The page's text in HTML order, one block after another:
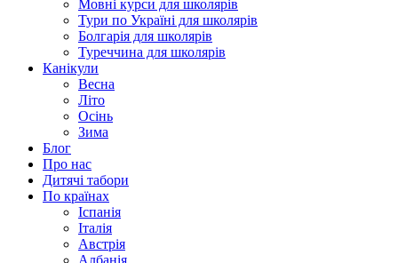
Мовні курси для школярів
Тури по Україні для школярів
Болгарія для школярів
Туреччина для школярів
Канікули
Весна
Літо
Осінь
Зима
Блог
Про нас
Дитячі табори
По країнах
Іспанія
Італія
Австрія
Албанія